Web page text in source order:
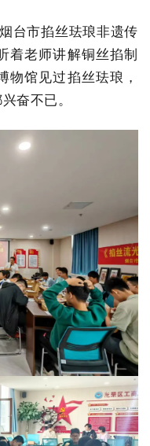
台市掐丝珐琅非遗传
着老师讲解铜丝掐制
馆见过掐丝珐琅，
奋不已。